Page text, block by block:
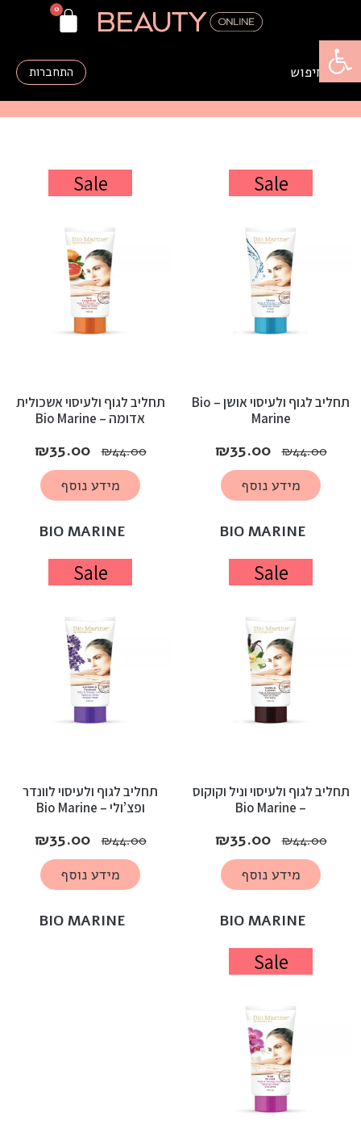
התחברות
Sale
BIO MARINE
תחליב לגוף ולעיסוי אושן – Bio
Marine
₪44.00
₪35.00
מידע נוסף
Sale
BIO MARINE
תחליב לגוף ולעיסוי אשכולית
אדומה – Bio Marine
₪44.00
₪35.00
מידע נוסף
Sale
BIO MARINE
תחליב לגוף ולעיסוי וניל וקוקוס
– Bio Marine
₪44.00
₪35.00
מידע נוסף
Sale
BIO MARINE
תחליב לגוף ולעיסוי לוונדר
ופצ’ולי – Bio Marine
₪44.00
₪35.00
מידע נוסף
Sale
פתח סרגל נגישות